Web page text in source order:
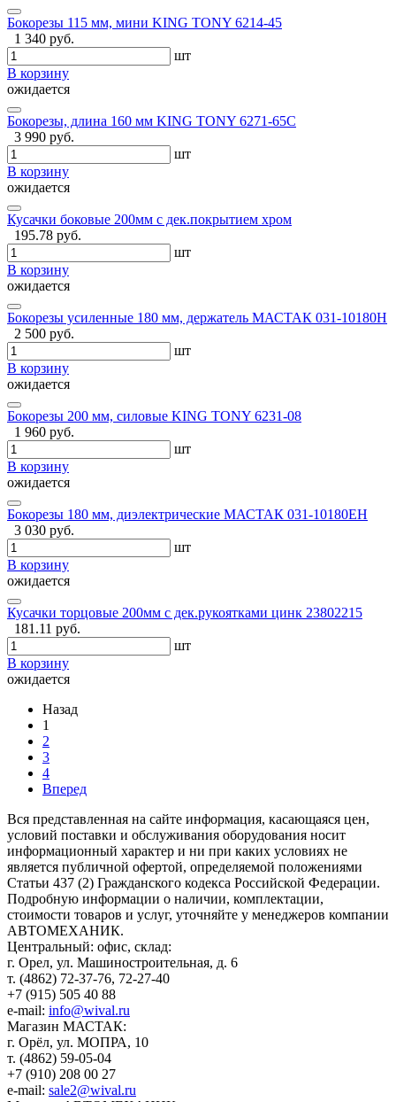
Бокорезы 115 мм, мини KING TONY 6214-45
1 340 руб.
шт
В корзину
ожидается
Бокорезы, длина 160 мм KING TONY 6271-65C
3 990 руб.
шт
В корзину
ожидается
Кусачки боковые 200мм с дек.покрытием хром
195.78 руб.
шт
В корзину
ожидается
Бокорезы усиленные 180 мм, держатель МАСТАК 031-10180H
2 500 руб.
шт
В корзину
ожидается
Бокорезы 200 мм, силовые KING TONY 6231-08
1 960 руб.
шт
В корзину
ожидается
Бокорезы 180 мм, диэлектрические МАСТАК 031-10180EH
3 030 руб.
шт
В корзину
ожидается
Кусачки торцовые 200мм с дек.рукоятками цинк 23802215
181.11 руб.
шт
В корзину
ожидается
Назад
1
2
3
4
Вперед
Вся представленная на сайте информация, касающаяся цен,
условий поставки и обслуживания оборудования носит
информационный характер и ни при каких условиях не
является публичной офертой, определяемой положениями
Статьи 437 (2) Гражданского кодекса Российской Федерации.
Подробную информации о наличии, комплектации,
стоимости товаров и услуг, уточняйте у менеджеров компании
АВТОМЕХАНИК.
​Центральный: офис, склад:
г. Орел, ул. Машиностроительная, д. 6
т. (4862) 72-37-76, 72-27-40
+7 (915) 505 40 88
e-mail: info@wival.ru
Магазин МАСТАК:
г. Орёл, ул. МОПРА, 10
т. (4862) 59-05-04
+7 (910) 208 00 27
e-mail: sale2@wival.ru